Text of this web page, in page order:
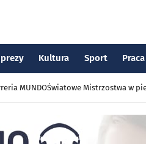
Kultura Sport Praca
MUNDOŚwiatowe Mistrzostwa w